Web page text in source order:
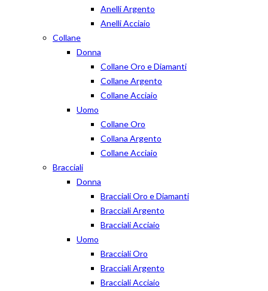
Anelli Argento
Anelli Acciaio
Collane
Donna
Collane Oro e Diamanti
Collane Argento
Collane Acciaio
Uomo
Collane Oro
Collana Argento
Collane Acciaio
Bracciali
Donna
Bracciali Oro e Diamanti
Bracciali Argento
Bracciali Acciaio
Uomo
Bracciali Oro
Bracciali Argento
Bracciali Acciaio